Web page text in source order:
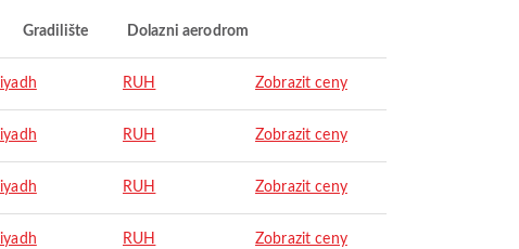
Gradilište Dolazni aerodrom
RUH Zobrazit ceny
RUH Zobrazit ceny
RUH Zobrazit ceny
RUH Zobrazit ceny